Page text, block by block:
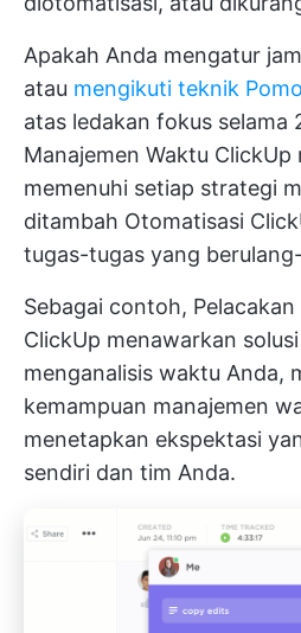
Apakah Anda mengatur
atau mengikuti teknik
atas ledakan fokus selama
Manajemen Waktu ClickUp
memenuhi setiap strategi
ditambah Otomatisasi
tugas-tugas yang
Sebagai contoh,
ClickUp menawarkan
menganalisis waktu Anda,
kemampuan manajemen
menetapkan ekspektasi
sendiri dan tim Anda.